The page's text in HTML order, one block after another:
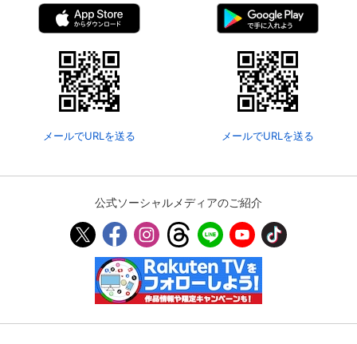
メールでURLを送る メールでURLを送る
公式ソーシャルメディアのご紹介